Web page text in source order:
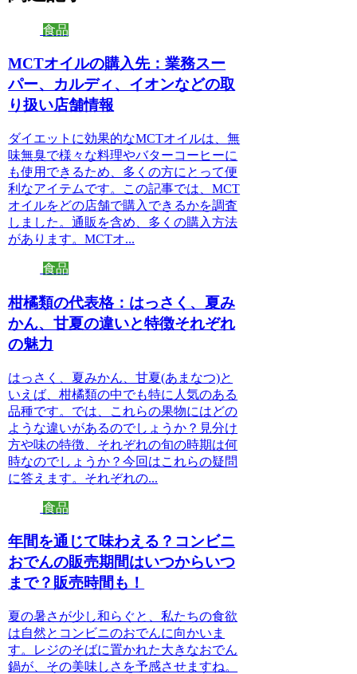
食品
MCTオイルの購入先：業務スー
パー、カルディ、イオンなどの取
り扱い店舗情報
ダイエットに効果的なMCTオイルは、無
味無臭で様々な料理やバターコーヒーに
も使用できるため、多くの方にとって便
利なアイテムです。この記事では、MCT
オイルをどの店舗で購入できるかを調査
しました。通販を含め、多くの購入方法
があります。MCTオ...
食品
柑橘類の代表格：はっさく、夏み
かん、甘夏の違いと特徴それぞれ
の魅力
はっさく、夏みかん、甘夏(あまなつ)と
いえば、柑橘類の中でも特に人気のある
品種です。では、これらの果物にはどの
ような違いがあるのでしょうか？見分け
方や味の特徴、それぞれの旬の時期は何
時なのでしょうか？今回はこれらの疑問
に答えます。それぞれの...
食品
年間を通じて味わえる？コンビニ
おでんの販売期間はいつからいつ
まで？販売時間も！
夏の暑さが少し和らぐと、私たちの食欲
は自然とコンビニのおでんに向かいま
す。レジのそばに置かれた大きなおでん
鍋が、その美味しさを予感させますね。